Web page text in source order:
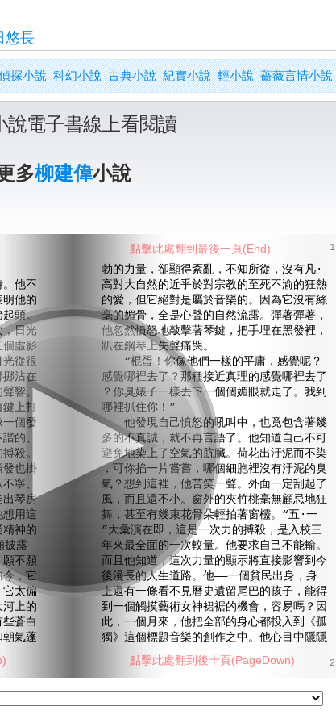
悠長
探小說 科幻小說 古典小說 紀實小說 輕小說 薔薇言情小說
說電子書線上看閱讀
多柳建偉小說
1
他不
他的
起頭。
，日光
虛影
光從很
沾在
聲響。
鍵上打
個發
的、
殺。
發也掛
寧、
出琴房
想用這
神的
披露
不願
，它
它太偏
上的
蒼白
氣蓬
勃的力量，卻顯得紊亂，不知所從，沒有凡·
高對大自然的近乎於對宗教的至死不渝的狂熱
的愛，但它絕對是屬於音樂的。因為它沒有絲
毫的媚骨，全是心聲的自然流露。彈著彈著，
他忽然憤怒地敲擊著琴鍵，把手埋在黑發裡，
趴在鋼琴上失聲痛哭。
“棍蛋！你像他們一樣的平庸，感覺呢？
感覺哪裡去了？那種接近真理的感覺哪裡去了
？你臭婊子一樣丟下一個個媚眼就走了。我到
哪裡抓住你！”
他發現自己憤怒的吼叫中，也竟包含著幾
多的不真誠，就不再言語了。他知道自己不可
避免地染上了空氣的肮臟。荷花出汙泥而不染
，可你掐一片嘗嘗，哪個細胞裡沒有汙泥的臭
氣？想到這裡，他苦笑一聲。外面一定刮起了
風，而且還不小。窗外的夾竹桃毫無顧忌地狂
舞，甚至有幾束花骨朵輕拍著窗欞。“五·一
”大彙演在即，這是一次力的搏殺，是入校三
年來最全面的一次較量。他要求自己不能輸。
而且他知道，這次力量的顯示將直接影響到今
後漫長的人生道路。他——一個貧民出身，身
上還有一條看不見曆史遺留尾巴的孩子，能得
到一個觸摸藝術女神裙裾的機會，容易嗎？因
此，一個月來，他把全部的身心都投入到《孤
獨》這個標題音樂的創作之中。他心目中隱隱
2
點擊此處翻到最後一頁(End)
點擊此處翻到後十頁(PageDown)